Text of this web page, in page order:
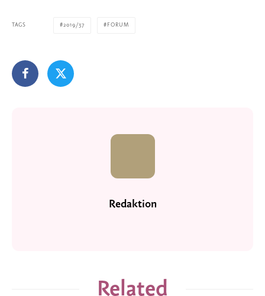
TAGS 2019/37 FORUM
Redaktion
Related